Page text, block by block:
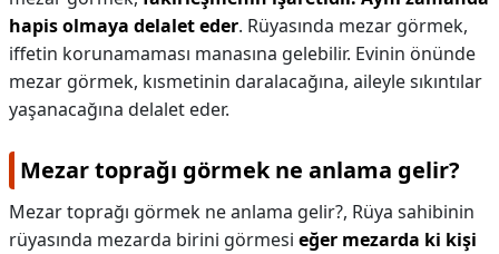
hapis olmaya delalet eder. Rüyasında mezar görmek,
iffetin korunamaması manasına gelebilir. Evinin önünde
mezar görmek, kısmetinin daralacağına, aileyle sıkıntılar
yaşanacağına delalet eder.
Mezar toprağı görmek ne anlama gelir?
Mezar toprağı görmek ne anlama gelir?, Rüya sahibinin
rüyasında mezarda birini görmesi eğer mezarda ki kişi